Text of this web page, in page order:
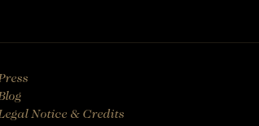
Notice & Credits